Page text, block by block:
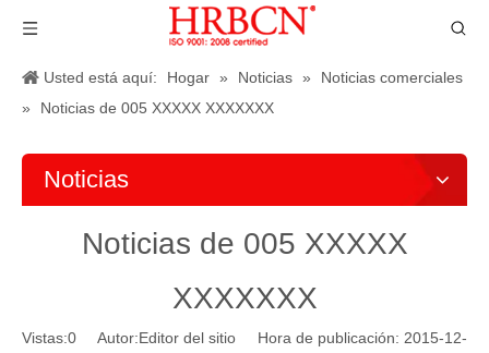
Usted está aquí: Hogar » Noticias »
Noticias comerciales
»
Noticias de 005 XXXXX XXXXXXX
Noticias
Noticias de 005 XXXXX
XXXXXXX
Vistas:0 Autor:Editor del sitio Hora de publicación: 2015-12-